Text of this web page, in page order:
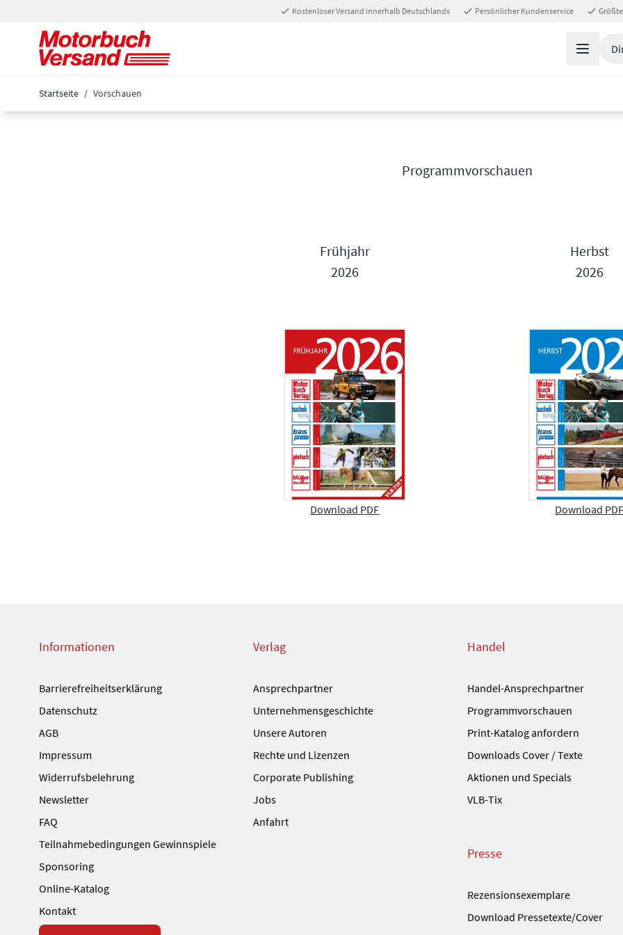
Kostenloser Versand innerhalb Deutschlands Persönlicher Kundenservice
Startseite / Vorschauen
Programmvorschauen
Frühjahr
2026
Download PDF
Herbst
2026
Download
Informationen
Barrierefreiheitserklärung
Datenschutz
AGB
Impressum
Widerrufsbelehrung
Newsletter
FAQ
Teilnahmebedingungen Gewinnspiele
Sponsoring
Online-Katalog
Kontakt
Verlag
Ansprechpartner
Unternehmensgeschichte
Unsere Autoren
Rechte und Lizenzen
Corporate Publishing
Jobs
Anfahrt
Handel
Handel-Ansprechpartner
Programmvorschauen
Print-Katalog anfordern
Downloads Cover / Texte
Aktionen und Specials
VLB-Tix
Presse
Rezensionsexemplare
Download Pressetexte/Cover